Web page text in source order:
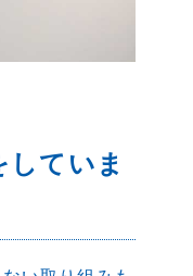
ていま